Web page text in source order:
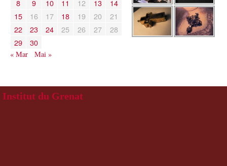
8
9 10 11 12 13
14
15
16 17 18 19 20
21
22
23 24 25 26 27
28
29
30
« Mar Mai »
Institut du Grenat